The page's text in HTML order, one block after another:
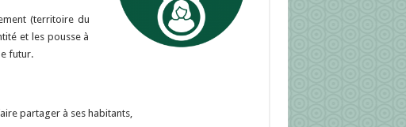
(territoire du
et les pousse à
futur.
partager à ses habitants,